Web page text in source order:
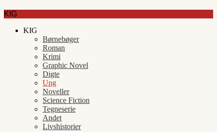
KIG
KIG
Børnebøger
Roman
Krimi
Graphic Novel
Digte
Ung
Noveller
Science Fiction
Tegneserie
Andet
Livshistorier